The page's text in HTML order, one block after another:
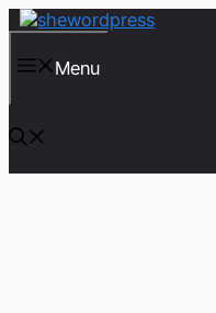
컨
츠
건
너
뛰
기
Menu